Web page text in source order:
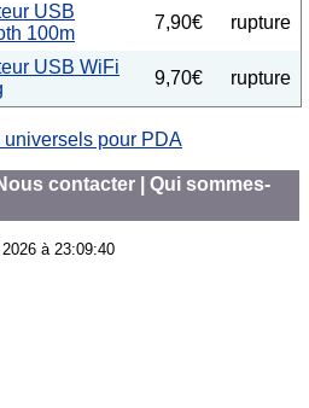
USB
100m
7,90€ rupture
USB WiFi
9,70€ rupture
pour PDA
contacter
Qui sommes-
à 23:09:40